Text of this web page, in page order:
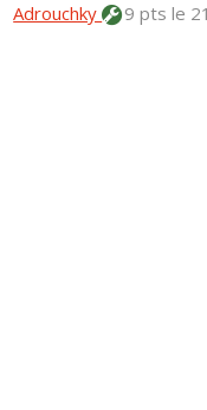
Adrouchky
9 ptsle